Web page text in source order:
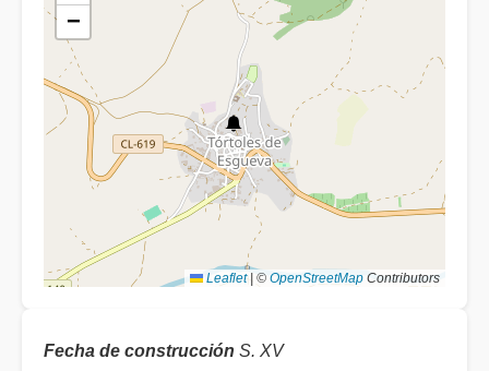
−
Leaflet © OpenStreetMap Contributors
Fecha de construcción S. XV